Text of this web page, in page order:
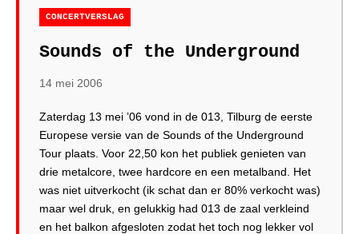
CONCERTVERSLAG
Sounds of the Underground
14 mei 2006
Zaterdag 13 mei ’06 vond in de 013, Tilburg de eerste
Europese versie van de Sounds of the Underground
Tour plaats. Voor 22,50 kon het publiek genieten van
drie metalcore, twee hardcore en een metalband. Het
was niet uitverkocht (ik schat dan er 80% verkocht was)
maar wel druk, en gelukkig had 013 de zaal verkleind
en het balkon afgesloten zodat het toch nog lekker vol